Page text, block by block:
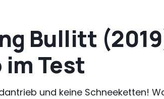
Bullitt
Test
und keine Schneeketten!